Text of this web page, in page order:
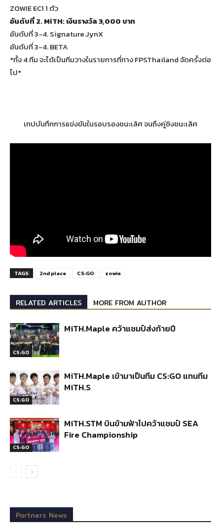
ZOWIE EC1 1 ตัว
อันดับที่ 2. MiTH: เงินรางวัล 3,000 บาท
อันดับที่ 3-4. Signature.JynX
อันดับที่ 3-4. BETA
*ทั้ง 4 ทีม จะได้เป็นทีมวางในรายการที่ทาง FPSThailand จัดครั้งต่อ
ไป*
เทปบันทึกการแข่งขันในรอบรองชนะเลิศ จนถึงคู่ชิงชนะเลิศ
TAGS 2nd place CS:GO zowie
RELATED ARTICLES MORE FROM AUTHOR
CS:GO
MiTH.Maple คว้าแชมป์ส่งท้ายปี
CS:GO
MiTH.Maple เข้ามาเป็นทีม CS:GO แทนทีม
MiTH.S
CS:GO
MiTH.STM บินข้ามฟ้าไปคว้าแชมป์ SEA
Fire Championship
Partners News